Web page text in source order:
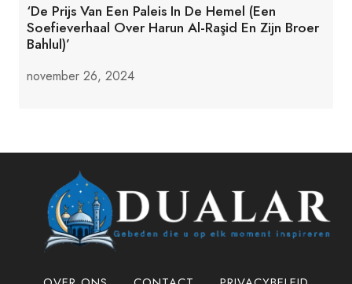
‘De Prijs Van Een Paleis In De Hemel (Een
Soefieverhaal Over Harun Al-Raşid En Zijn Broer
Bahlul)’
november 26, 2024